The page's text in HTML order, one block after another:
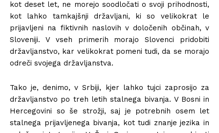
kot deset let, ne morejo soodločati o svoji prihodnosti,
kot lahko tamkajšnji državljani, ki so velikokrat le
prijavljeni na fiktivnih naslovih v določenih občinah, v
Sloveniji. V vseh primerih morajo Slovenci pridobiti
državljanstvo, kar velikokrat pomeni tudi, da se morajo
odreči svojega državljanstva.
Tako je, denimo, v Srbiji, kjer lahko tujci zaprosijo za
državljanstvo po treh letih stalnega bivanja. V Bosni in
Hercegovini so še strožji, saj je potrebnih osem let
stalnega prijavljenega bivanja, kot tudi znanje jezika in